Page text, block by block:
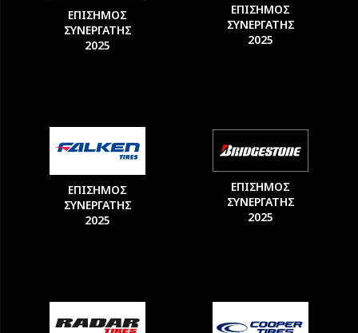
ΕΠΙΣΗΜΟΣ
ΣΥΝΕΡΓΑΤΗΣ
2025
ΕΠΙΣΗΜΟΣ
ΣΥΝΕΡΓΑΤΗΣ
2025
ΕΠΙΣΗΜΟΣ
ΣΥΝΕΡΓΑΤΗΣ
2025
ΕΠΙΣΗΜΟΣ
ΣΥΝΕΡΓΑΤΗΣ
2025